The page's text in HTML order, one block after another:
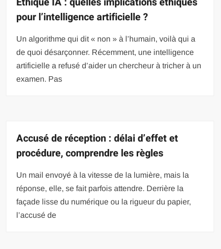
pour l’intelligence artificielle ?
Un algorithme qui dit « non » à l’humain, voilà qui a
de quoi désarçonner. Récemment, une intelligence
artificielle a refusé d’aider un chercheur à tricher à un
examen. Pas
Accusé de réception : délai d’effet et
procédure, comprendre les règles
Un mail envoyé à la vitesse de la lumière, mais la
réponse, elle, se fait parfois attendre. Derrière la
façade lisse du numérique ou la rigueur du papier,
l’accusé de